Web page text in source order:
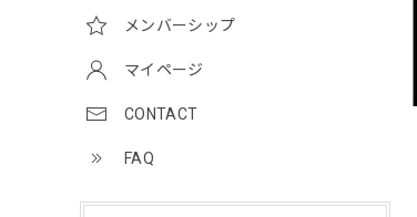
メンバーシップ
マイページ
CONTACT
FAQ